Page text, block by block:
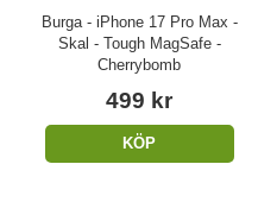
Burga - iPhone 17 Pro Max -
Skal - Tough MagSafe -
Cherrybomb
499 kr
KÖP